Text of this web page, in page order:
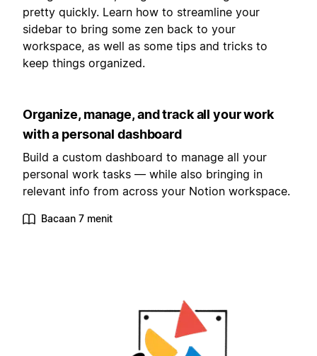
pretty quickly. Learn how to streamline your
sidebar to bring some zen back to your
workspace, as well as some tips and tricks to
keep things organized.
Organize, manage, and track all your work
with a personal dashboard
Build a custom dashboard to manage all your
personal work tasks — while also bringing in
relevant info from across your Notion workspace.
Bacaan 7 menit